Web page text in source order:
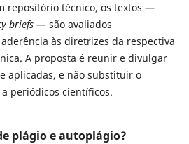
repositório técnico, os textos —
briefs— são avaliados
às diretrizes da respectiva
A proposta é reunir e divulgar
aplicadas, e não substituir o
periódicos científicos.
plágio e autoplágio?